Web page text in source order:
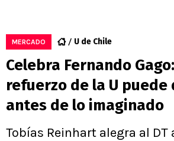
MERCADO U de Chile
Celebra Fernando
refuerzo de la U
antes de lo imaginado
Tobías Reinhart alegra al DT